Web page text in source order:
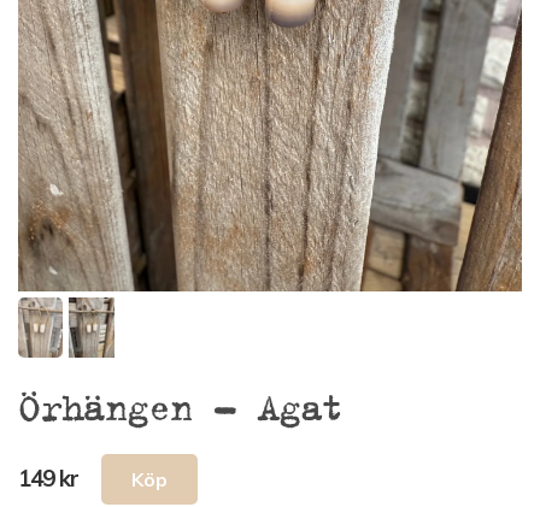
Örhängen – Agat
149 kr